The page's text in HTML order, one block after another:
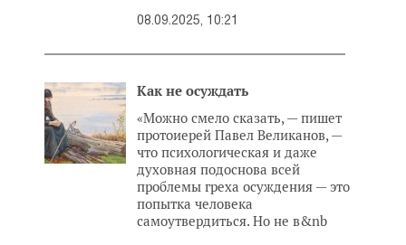
08.09.2025, 10:21
Как не осуждать
«Можно смело сказать, — пишет
протоиерей Павел Великанов, —
что психологическая и даже
духовная подоснова всей
проблемы греха осуждения — это
попытка человека
самоутвердиться. Но не в&nb